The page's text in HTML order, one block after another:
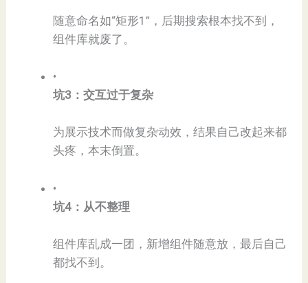
随意命名如“矩形1”，后期搜索根本找不到，
组件库就废了。
•
​坑3：交互过于复杂​
为展示技术而做复杂动效，结果自己改起来都
头疼，本末倒置。
•
​坑4：从不整理​
组件库乱成一团，新增组件随意放，最后自己
都找不到。